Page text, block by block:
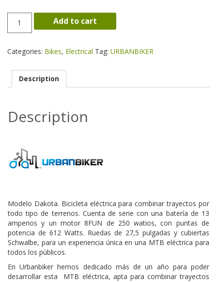
Dakota
Add to cart
Categories: Bikes, Electrical Tag: URBANBIKER
Description
Description
Modelo Dakota. Bicicleta eléctrica para combinar trayectos por
todo tipo de terrenos. Cuenta de serie con una batería de 13
amperios y un motor 8FUN de 250 watios, con puntas de
potencia de 612 Watts. Ruedas de 27,5 pulgadas y cubiertas
Schwalbe, para un experiencia única en una MTB eléctrica para
todos los públicos.
En Urbanbiker hemos dedicado más de un año para poder
desarrollar esta MTB eléctrica, apta para combinar trayectos